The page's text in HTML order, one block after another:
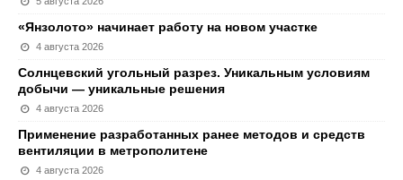
«Янзолото» начинает работу на новом участке
4 августа 2026
Солнцевский угольный разрез. Уникальным условиям
добычи — уникальные решения
4 августа 2026
Применение разработанных ранее методов и средств
вентиляции в метрополитене
4 августа 2026